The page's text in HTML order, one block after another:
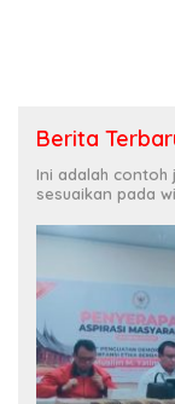
Berita
Ini adalah contoh
sesuaikan pada